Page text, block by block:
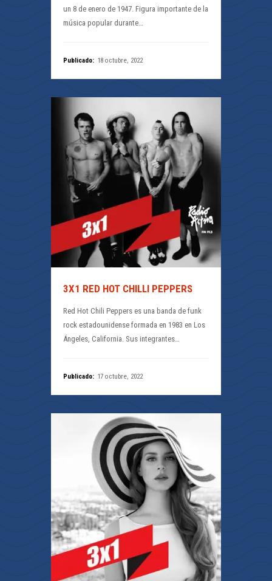
un 8 de enero de 1947. Figura importante de la
música popular durante…
Publicado: 18 octubre, 2022
3X1 RED HOT CHILLI PEPPERS
Red Hot Chili Peppers es una banda de funk
rock estadounidense formada en 1983 en Los
Ángeles, California. Sus integrantes…
Publicado: 17 octubre, 2022